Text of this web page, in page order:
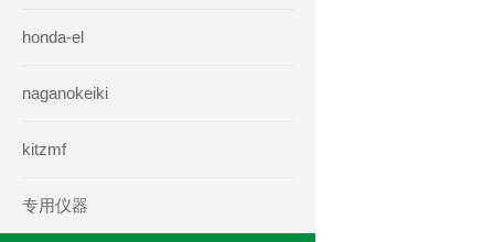
honda-el
naganokeiki
kitzmf
专用仪器